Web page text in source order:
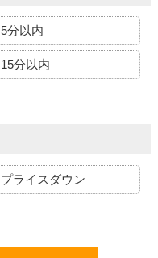
5分以内
15分以内
プライスダウン